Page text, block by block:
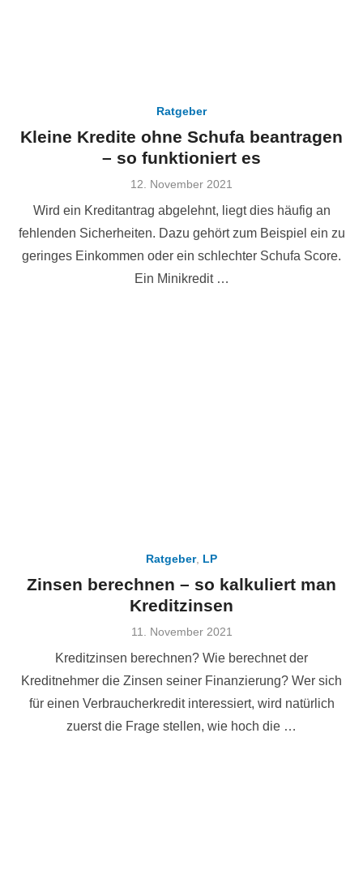
Ratgeber
Kleine Kredite ohne Schufa beantragen
– so funktioniert es
Veröffentlicht
12. November 2021
Wird ein Kreditantrag abgelehnt, liegt dies häufig an
fehlenden Sicherheiten. Dazu gehört zum Beispiel ein zu
geringes Einkommen oder ein schlechter Schufa Score.
Ein Minikredit …
Ratgeber, LP
Zinsen berechnen – so kalkuliert man
Kreditzinsen
Veröffentlicht
11. November 2021
Kreditzinsen berechnen? Wie berechnet der
Kreditnehmer die Zinsen seiner Finanzierung? Wer sich
für einen Verbraucherkredit interessiert, wird natürlich
zuerst die Frage stellen, wie hoch die …